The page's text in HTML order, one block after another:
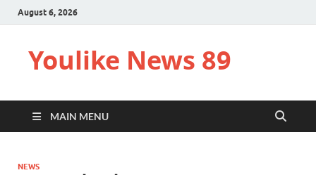
August 6, 2026
Youlike News 89
MAIN MENU
NEWS